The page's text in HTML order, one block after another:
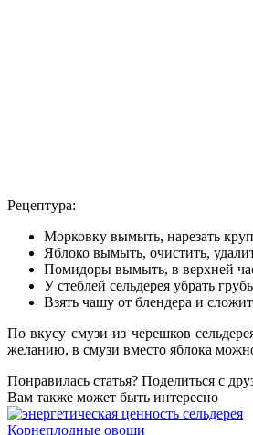
Рецептура:
Морковку вымыть, нарезать
Яблоко вымыть, очистить,
Помидоры вымыть, в верхней
У стеблей сельдерея убрать
Взять чашу от блендера и
По вкусу смузи из черешков
желанию, в смузи вместо яблока
Понравилась статья? Поделиться с
Вам также может быть интересно
Корнеплодные овощи